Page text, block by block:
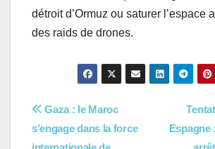
détroit d’Ormuz ou saturer l’espace
des raids de drones.
Navigation
de
Gaza : le Maroc
s’engage dans la force